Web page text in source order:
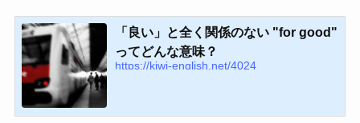
「良い」と全く関係のない "for good"
ってどんな意味？
https://kiwi-english.net/4024